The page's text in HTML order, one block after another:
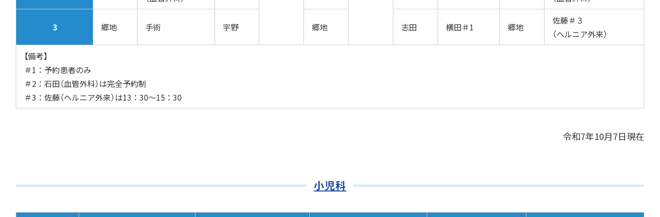
3 郷地 手術 宇野 郷地 志田 横田＃1 郷地
佐藤＃３
（ヘルニア外来）
【備考】
＃1：予約患者のみ
＃2：石田（血管外科）は完全予約制
＃3：佐藤（ヘルニア外来）は13：30～15：30
令和7年10月7日現在
小児科